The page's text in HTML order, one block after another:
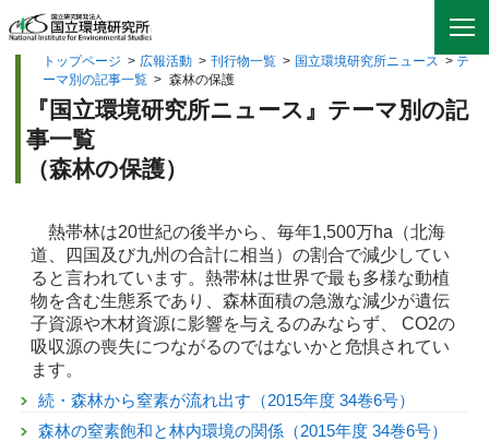
トップページ > 広報活動 > 刊行物一覧 > 国立環境研究所ニュース > テ
ーマ別の記事一覧 > 森林の保護
『国立環境研究所ニュース』テーマ別の記
事一覧
（森林の保護）
熱帯林は20世紀の後半から、毎年1,500万ha（北海
道、四国及び九州の合計に相当）の割合で減少してい
ると言われています。熱帯林は世界で最も多様な動植
物を含む生態系であり、森林面積の急激な減少が遺伝
子資源や木材資源に影響を与えるのみならず、 CO2の
吸収源の喪失につながるのではないかと危惧されてい
ます。
続・森林から窒素が流れ出す（2015年度 34巻6号）
森林の窒素飽和と林内環境の関係（2015年度 34巻6号）